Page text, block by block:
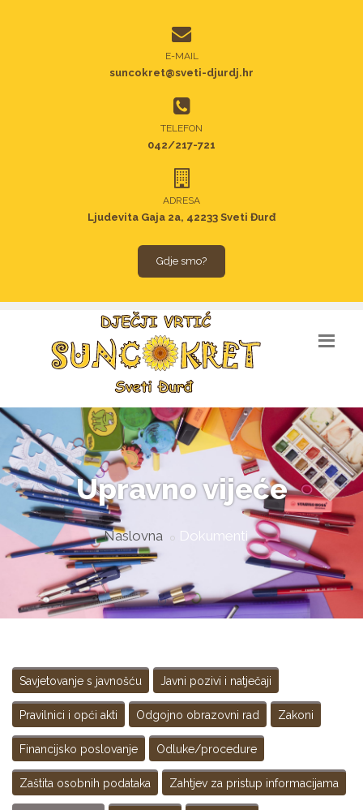
E-MAIL
suncokret@sveti-djurdj.hr
TELEFON
042/217-721
ADRESA
Ljudevita Gaja 2a, 42233 Sveti Đurđ
Gdje smo?
Upravno vijeće
Naslovna Dokumenti
Savjetovanje s javnošću Javni pozivi i natječaji
Pravilnici i opći akti Odgojno obrazovni rad Zakoni
Financijsko poslovanje Odluke/procedure
Zaštita osobnih podataka Zahtjev za pristup informacijama